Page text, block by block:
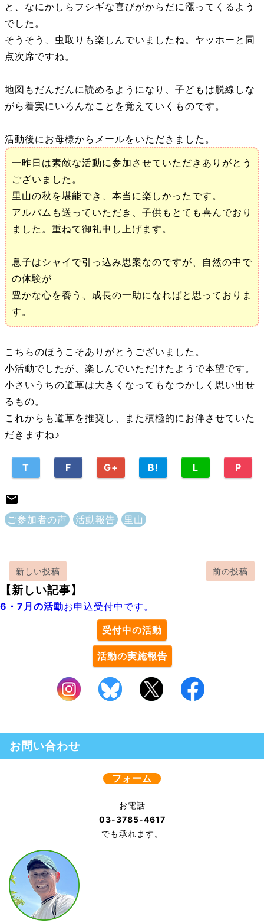
と、なにかしらフシギな喜びがからだに漲ってくるよう
でした。
そうそう、虫取りも楽しんでいましたね。ヤッホーと同
点次席ですね。
地図もだんだんに読めるようになり、子どもは脱線しな
がら着実にいろんなことを覚えていくものです。
活動後にお母様からメールをいただきました。
一昨日は素敵な活動に参加させていただきありがとう
ございました。
里山の秋を堪能でき、本当に楽しかったです。
アルバムも送っていただき、子供もとても喜んでおり
ました。重ねて御礼申し上げます。
息子はシャイで引っ込み思案なのですが、自然の中で
の体験が
豊かな心を養う、成長の一助になればと思っておりま
す。
こちらのほうこそありがとうございました。
小活動でしたが、楽しんでいただけたようで本望です。
小さいうちの道草は大きくなってもなつかしく思い出せ
るもの。
これからも道草を推奨し、また積極的にお伴させていた
だきますね♪
T F G+ B! L P
ご参加者の声 活動報告 里山
新しい投稿 前の投稿
【新しい記事】
6・7月の活動お申込受付中です。
受付中の活動
活動の実施報告
お問い合わせ
フォーム
お電話
03-3785-4617
でも承れます。